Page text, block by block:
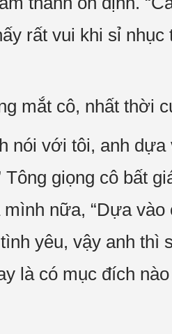
rất vui khi sỉ nhục
mắt cô, nhất thời
nói với tôi, anh dựa
giọng cô bất
nữa, “Dựa vào
yêu, vậy anh thì
là có mục đích